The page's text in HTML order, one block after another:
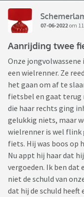
07-06-2022 om
Aanrijding twee
Onze
een wielrenner. Ze
het gaan om af te
fietsbel en gaat terug
die haar rechts ging
gelukkig niets, maar
wielrenner is wel flink
fiets. Hij was boos op
Nu appt hij haar dat
vergoeden. Ik ben
niet de schuld van
dat hij de schuld heeft